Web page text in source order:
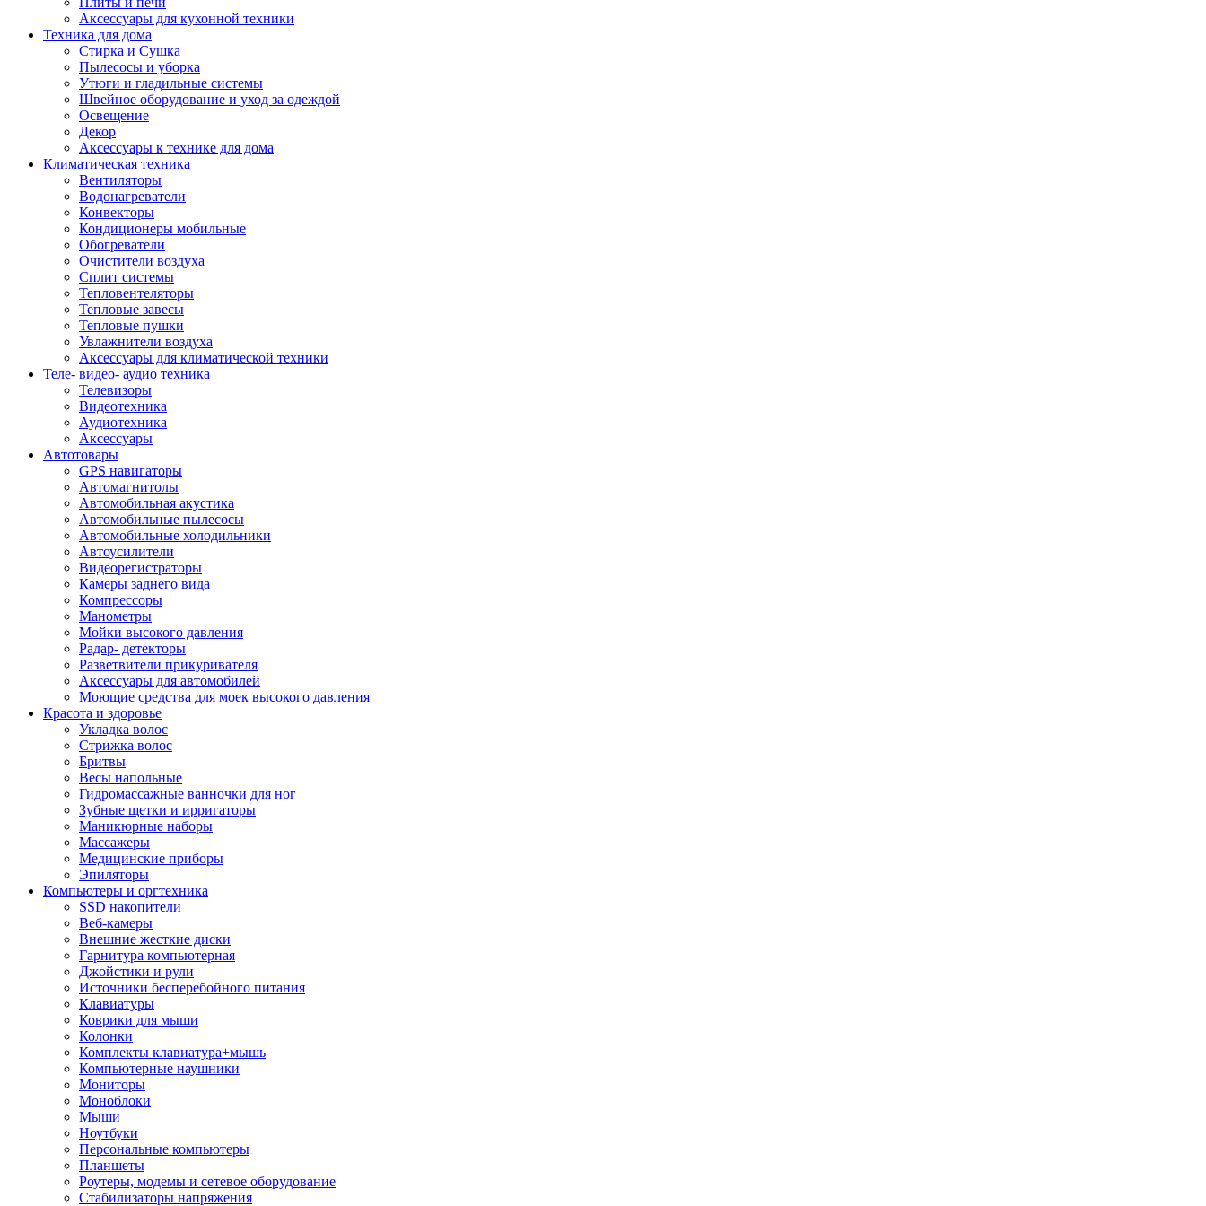
Аксессуары для кухонной техники
Техника для дома
Стирка и Сушка
Пылесосы и уборка
Утюги и гладильные системы
Швейное оборудование и уход за одеждой
Освещение
Декор
Аксессуары к технике для дома
Климатическая техника
Вентиляторы
Водонагреватели
Конвекторы
Кондиционеры мобильные
Обогреватели
Очистители воздуха
Сплит системы
Тепловентеляторы
Тепловые завесы
Тепловые пушки
Увлажнители воздуха
Аксессуары для климатической техники
Теле- видео- аудио техника
Телевизоры
Видеотехника
Аудиотехника
Аксессуары
Автотовары
GPS навигаторы
Автомагнитолы
Автомобильная акустика
Автомобильные пылесосы
Автомобильные холодильники
Автоусилители
Видеорегистраторы
Камеры заднего вида
Компрессоры
Манометры
Мойки высокого давления
Радар- детекторы
Разветвители прикуривателя
Аксессуары для автомобилей
Моющие средства для моек высокого давления
Красота и здоровье
Укладка волос
Стрижка волос
Бритвы
Весы напольные
Гидромассажные ванночки для ног
Зубные щетки и ирригаторы
Маникюрные наборы
Массажеры
Медицинские приборы
Эпиляторы
Компьютеры и оргтехника
SSD накопители
Веб-камеры
Внешние жесткие диски
Гарнитура компьютерная
Джойстики и рули
Источники бесперебойного питания
Клавиатуры
Коврики для мыши
Колонки
Комплекты клавиатура+мышь
Компьютерные наушники
Мониторы
Моноблоки
Мыши
Ноутбуки
Персональные компьютеры
Планшеты
Роутеры, модемы и сетевое оборудование
Стабилизаторы напряжения